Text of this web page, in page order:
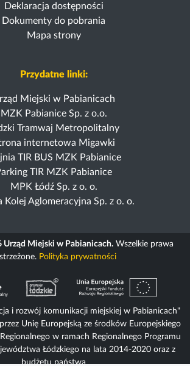
Deklaracja dostępności
Dokumenty do pobrania
Mapa strony
Przydatne linki:
Miejski w Pabianicach
MZK Pabianice Sp. z o.o.
Tramwaj Metropolitalny
internetowa Migawki
TIR BUS MZK Pabianice
TIR MZK Pabianice
MPK Łódź Sp. z o. o.
Kolej Aglomeracyjna Sp. z o. o.
Miejski w Pabianicach.Wszelkie prawa
Polityka prywatności
i rozwój komunikacji miejskiej w Pabianicach"
Unię Europejską ze środków Europejskiego
w ramach Regionalnego Programu
Łódzkiego na lata 2014-2020 oraz z
budżetu państwa